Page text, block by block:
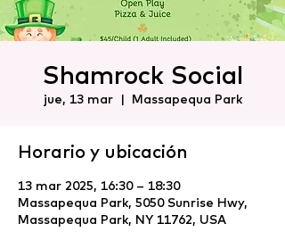
Shamrock Social
jue, 13 mar
  |
Massapequa Park
Horario y ubicación
13 mar 2025, 16:30 – 18:30
Massapequa Park, 5050 Sunrise Hwy,
Massapequa Park, NY 11762, USA